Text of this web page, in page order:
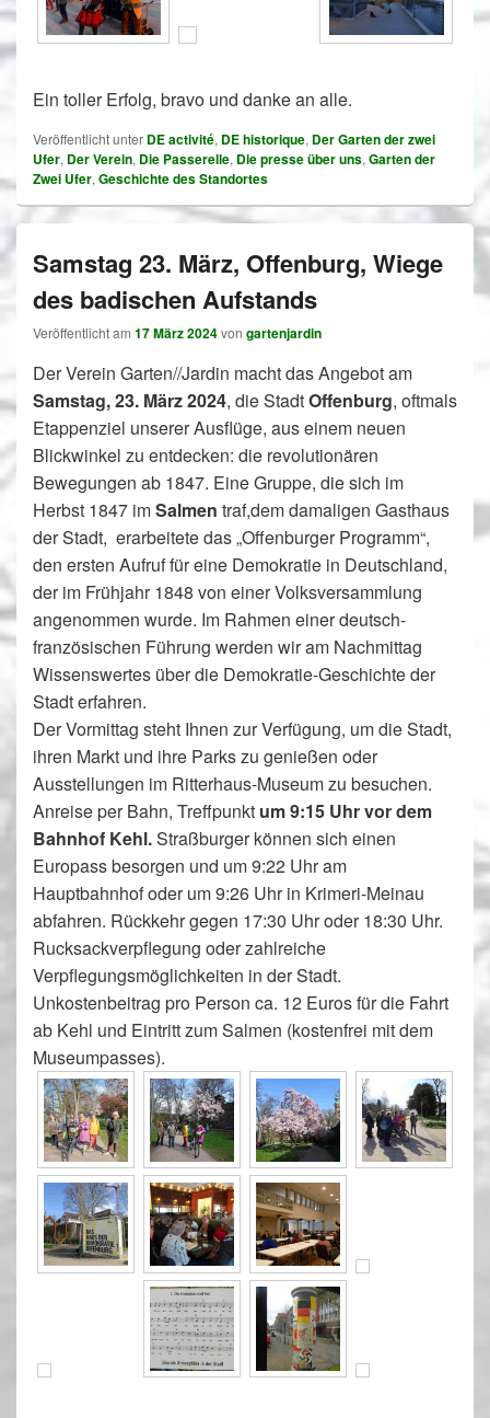
Ein toller Erfolg, bravo und danke an alle.
Veröffentlicht unter DE activité, DE historique, Der Garten der zwei
Ufer, Der Verein, Die Passerelle, Die presse über uns, Garten der
Zwei Ufer, Geschichte des Standortes
Samstag 23. März, Offenburg, Wiege
des badischen Aufstands
Veröffentlicht am 17 März 2024von gartenjardin
Der Verein Garten//Jardin macht das Angebot am
Samstag, 23. März 2024, die StadtOffenburg, oftmals
Etappenziel unserer Ausflüge, aus einem neuen
Blickwinkel zu entdecken: die revolutionären
Bewegungen ab 1847. Eine Gruppe, die sich im
Herbst 1847 imSalmen traf,dem damaligen Gasthaus
der Stadt, erarbeitete das „Offenburger Programm“,
den ersten Aufruf für eine Demokratie in Deutschland,
der im Frühjahr 1848 von einer Volksversammlung
angenommen wurde. Im Rahmen einer deutsch-
französischen Führung werden wir am Nachmittag
Wissenswertes über die Demokratie-Geschichte der
Stadt erfahren.
Der Vormittag steht Ihnen zur Verfügung, um die Stadt,
ihren Markt und ihre Parks zu genießen oder
Ausstellungen im Ritterhaus-Museum zu besuchen.
Anreise per Bahn, Treffpunkt um 9:15 Uhr vor dem
Bahnhof Kehl.Straßburger können sich einen
Europass besorgen und um 9:22 Uhr am
Hauptbahnhof oder um 9:26 Uhr in Krimeri-Meinau
abfahren. Rückkehr gegen 17:30 Uhr oder 18:30 Uhr.
Rucksackverpflegung oder zahlreiche
Verpflegungsmöglichkeiten in der Stadt.
Unkostenbeitrag pro Person ca. 12 Euros für die Fahrt
ab Kehl und Eintritt zum Salmen (kostenfrei mit dem
Museumpasses).